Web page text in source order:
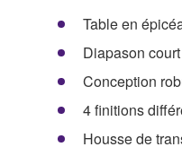
Table en
Diapason
Conception
4 finitions
Housse de